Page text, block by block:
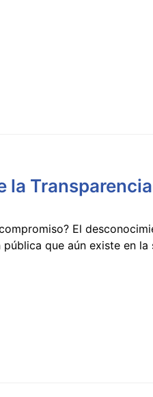
la Transparencia
El
que aún existe en la